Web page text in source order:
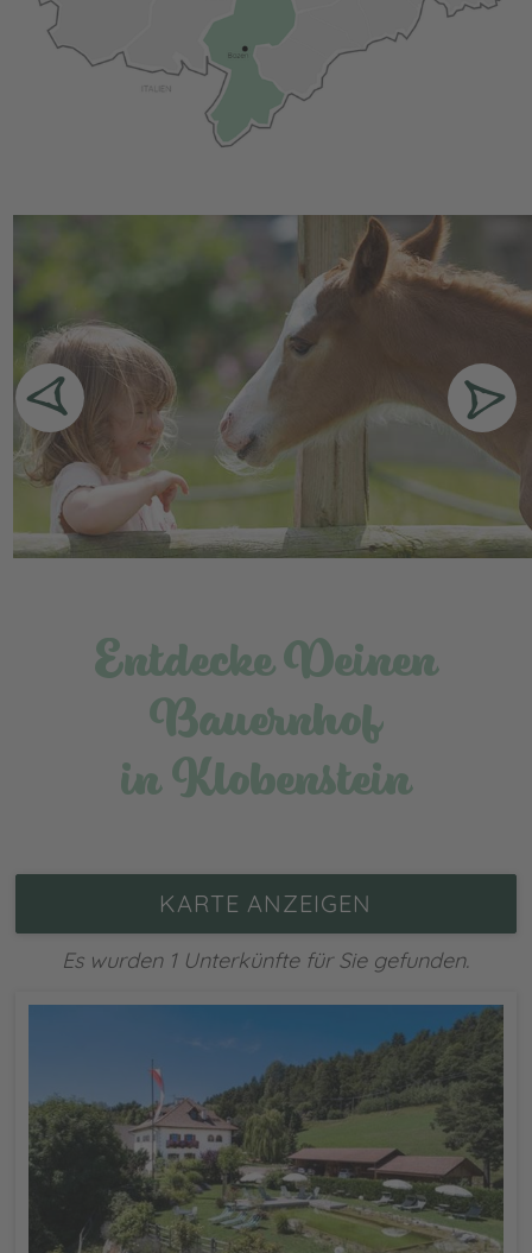
von Klobenstein aus nicht nur mit dem Auto, sondern
auch mit der Seilbahn unkompliziert und schnell
Entdecke Deinen
Bauernhof
in Klobenstein
KARTE ANZEIGEN
Es wurden 1 Unterkünfte für Sie gefunden.